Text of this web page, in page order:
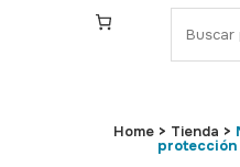
S
e
c
h
Home > Tienda >
protección